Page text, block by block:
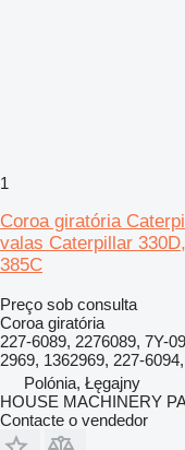
1
Coroa giratória
valas Caterpillar
385C
Preço sob consulta
Coroa giratória
227-6089, 2276089, 7Y-
2969, 1362969, 227-
Polónia, Łęgajny
HOUSE MACHINERY
Contacte o vendedor